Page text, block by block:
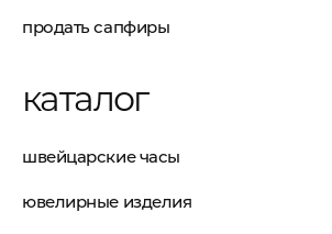
продать сапфиры
каталог
швейцарские часы
ювелирные изделия